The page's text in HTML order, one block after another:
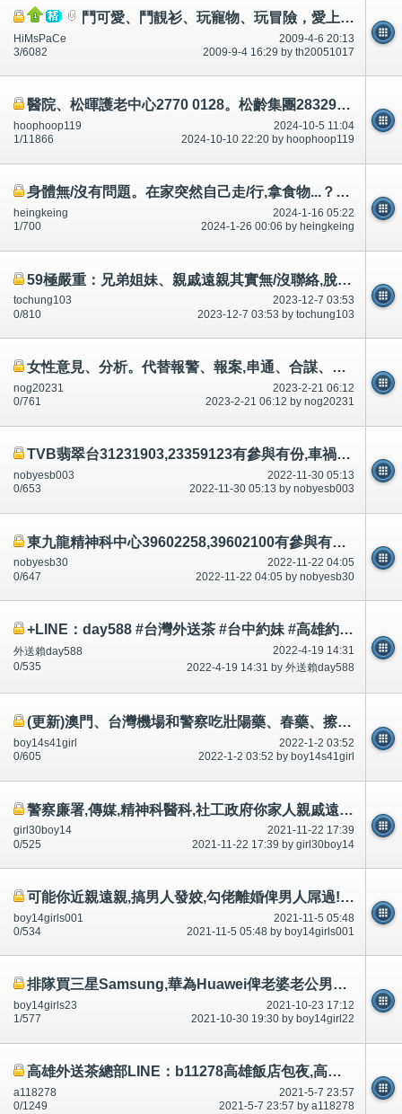
鬥可愛、鬥靚衫、玩寵物、玩冒險，愛上《彩虹島》！
2009-4-6 20:13
HiMsPaCe
2009-9-4 16:29 by th20051017
3/6082
醫院、松暉護老中心2770 0128。松齡集團28329737知道病人吃/食多少.餵食
2024-10-5 11:04
hoophoop119
2024-10-10 22:20 by hoophoop119
1/11866
身體無/沒有問題。在家突然自己走/行,拿食物...？住老人院？
2024-1-16 05:22
heingkeing
2024-1-26 00:06 by heingkeing
1/700
59極嚴重：兄弟姐妹、親戚遠親其實無/沒聯絡,脫離關係，死了經過。告/控告-公開
2023-12-7 03:53
tochung103
2023-12-7 03:53 by tochung103
0/810
女性意見、分析。代替報警、報案,串通、合謀、引誘1-100歲男女,投資、金融。陷阱,升職
2023-2-21 06:12
nog20231
2023-2-21 06:12 by nog20231
0/761
TVB翡翠台31231903,23359123有參與有份,車禍殺人？論壇/討論區有講有說
2022-11-30 05:13
nobyesb003
2022-11-30 05:13 by nobyesb003
0/653
東九龍精神科中心39602258,39602100有參與有份,車禍殺人？論壇/討論區有講有說
2022-11-22 04:05
nobyesb30
2022-11-22 04:05 by nobyesb30
0/647
+LINE：day588 #台灣外送茶 #台中約妹 #高雄約妹 #台灣叫小姐 #新竹約妹 #台南約妹 #彰化約妹 #台中喝茶 #台北喝茶 #
2022-4-19 14:31
外送賴day588
2022-4-19 14:31 by 外送賴day588
0/535
(更新)澳門、台灣機場和警察吃壯陽藥、春藥、擦印度神油,利用動停法,延遲射精,市民不可以吃和有問題~相片公開
2022-1-2 03:52
boy14s41girl
2022-1-2 03:52 by boy14s41girl
0/605
警察廉署,傳媒,精神科醫科,社工政府你家人親戚遠親大量讀書唔識唔開心自殺死,因為?好多年,好多討論區有講
2021-11-22 17:39
girl30boy14
2021-11-22 17:39 by girl30boy14
0/525
可能你近親遠親,搞男人發姣,勾佬離婚俾男人屌過!沙灘做愛,不如談談-有相片公開
2021-11-5 05:48
boy14girls001
2021-11-5 05:48 by boy14girls001
0/534
排隊買三星Samsung,華為Huawei俾老婆老公男朋友,政府講$2100手機媲美好過Samsung華為-腦殘有圖-公開
2021-10-23 17:12
boy14girls23
2021-10-30 19:30 by boy14girl22
1/577
高雄外送茶總部LINE：b11278高雄飯店包夜,高雄旅館約砲,高雄鐘點陪睡,約妹高雄小港區/苓雅區/三民區/前金區/前鎮
2021-5-7 23:57
a118278
2021-5-7 23:57 by a118278
0/1249